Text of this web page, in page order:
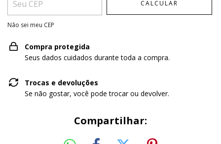
CALCULAR
Não sei meu CEP
Compra protegida
Seus dados cuidados durante toda a compra.
Trocas e devoluções
Se não gostar, você pode trocar ou devolver.
Compartilhar: